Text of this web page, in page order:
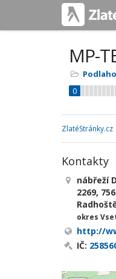
MP-
0
ZlatéStránky.cz
Kontakty
nábřeží
2269,
okres
http://
IČ: